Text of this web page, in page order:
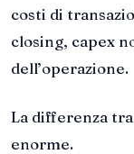
costi di
closing, capex
dell’operazione.
La differenza
enorme.